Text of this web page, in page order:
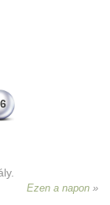
Ezen a napon